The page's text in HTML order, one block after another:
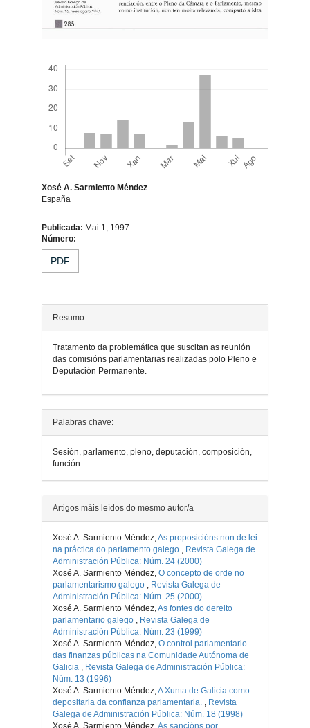
Xosé A. Sarmiento Méndez
España
Contido
principal
do
artigo
Publicada: Mai 1, 1997
Número:
PDF
Resumo
Tratamento da problemática que suscitan as reunión
das comisións parlamentarias realizadas polo Pleno e
Deputación Permanente.
Detalles
do
artigo
Palabras chave:
Sesión, parlamento, pleno, deputación, composición,
función
Artigos máis leídos do mesmo autor/a
Xosé A. Sarmiento Méndez, As proposicións non de lei
na práctica do parlamento galego
Revista Galega de
Administración Pública: Núm. 24 (2000)
Xosé A. Sarmiento Méndez, O concepto de orde no
parlamentarismo galego
Revista Galega de
Administración Pública: Núm. 25 (2000)
Xosé A. Sarmiento Méndez, As fontes do dereito
parlamentario galego
Revista Galega de
Administración Pública: Núm. 23 (1999)
Xosé A. Sarmiento Méndez, O control parlamentario
das finanzas públicas na Comunidade Autónoma de
Galicia
Revista Galega de Administración Pública:
Núm. 13 (1996)
Xosé A. Sarmiento Méndez, A Xunta de Galicia como
depositaria da confianza parlamentaria.
Revista
Galega de Administración Pública: Núm. 18 (1998)
Xosé A. Sarmiento Méndez, As sancións por